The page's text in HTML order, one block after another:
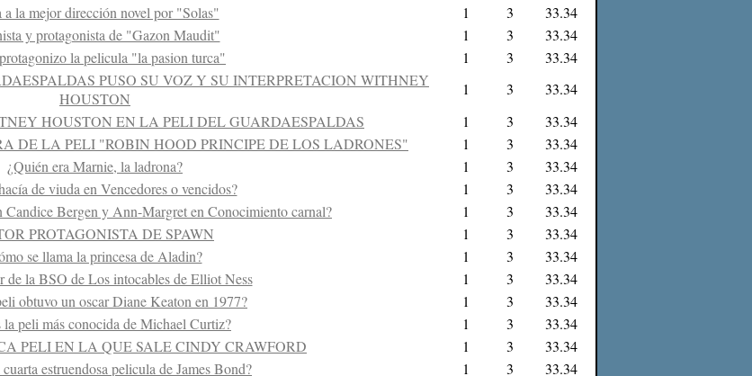
a la mejor dirección novel por "Solas" 1 3
33.34
y protagonista de "Gazon Maudit" 1 3
33.34
la pelicula "la pasion turca" 1 3
33.34
PUSO SU VOZ Y SU INTERPRETACION WITHNEY
HOUSTON
1 3
33.34
HOUSTON EN LA PELI DEL GUARDAESPALDAS 1 3
33.34
DE LA PELI "ROBIN HOOD PRINCIPE DE LOS LADRONES" 1 3
33.34
¿Quién era Marnie, la ladrona? 1 3
33.34
de viuda en Vencedores o vencidos? 1 3
33.34
Candice Bergen y Ann-Margret en Conocimiento carnal? 1 3
33.34
PROTAGONISTA DE SPAWN 1 3
33.34
se llama la princesa de Aladin? 1 3
33.34
de la BSO de Los intocables de Elliot Ness 1 3
33.34
obtuvo un oscar Diane Keaton en 1977? 1 3
33.34
la peli más conocida de Michael Curtiz? 1 3
33.34
PELI EN LA QUE SALE CINDY CRAWFORD 1 3
33.34
estruendosa pelicula de James Bond? 1 3
33.34